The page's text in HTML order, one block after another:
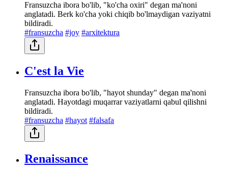
Fransuzcha ibora bo'lib, "ko'cha oxiri" degan ma'noni
anglatadi. Berk ko'cha yoki chiqib bo'lmaydigan vaziyatni
bildiradi.
#fransuzcha #joy #arxitektura
C'est la Vie
Fransuzcha ibora bo'lib, "hayot shunday" degan ma'noni
anglatadi. Hayotdagi muqarrar vaziyatlarni qabul qilishni
bildiradi.
#fransuzcha #hayot #falsafa
Renaissance